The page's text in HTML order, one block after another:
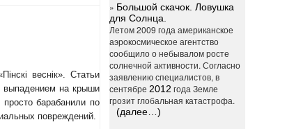
веснiк». Статьи
выпадением на крыши
барабанили по
повреждений.
» Большой скачок. Ловушка
для Солнца.
Летом 2009 года американское
аэрокосмическое агентство
сообщило о небывалом росте
солнечной активности. Согласно
заявлению специалистов, в
сентябре 2012 года Земле
грозит глобальная катастрофа.
(далее…)